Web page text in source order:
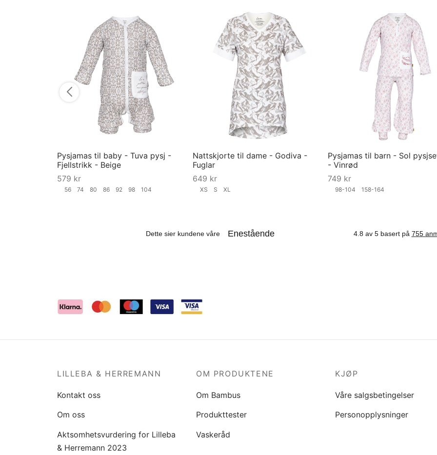
Pysjamas til baby - Tuva pysj -
Fjellstrikk - Beige
579 kr
56 74 80 86 92 98 104
Nattskjorte til dame - Godiva -
Fuglar
649 kr
XS S XL
Pysjamas til barn - Sol
- Vinrød
749 kr
98-104 158-164
LILLEBA & HERREMANN
Kontakt oss
Om oss
Aktsomhetsvurdering for Lilleba
& Herremann 2023
OM PRODUKTENE
Om Bambus
Produkttester
Vaskeråd
KJØP
Våre salgsbetingelser
Personopplysninger